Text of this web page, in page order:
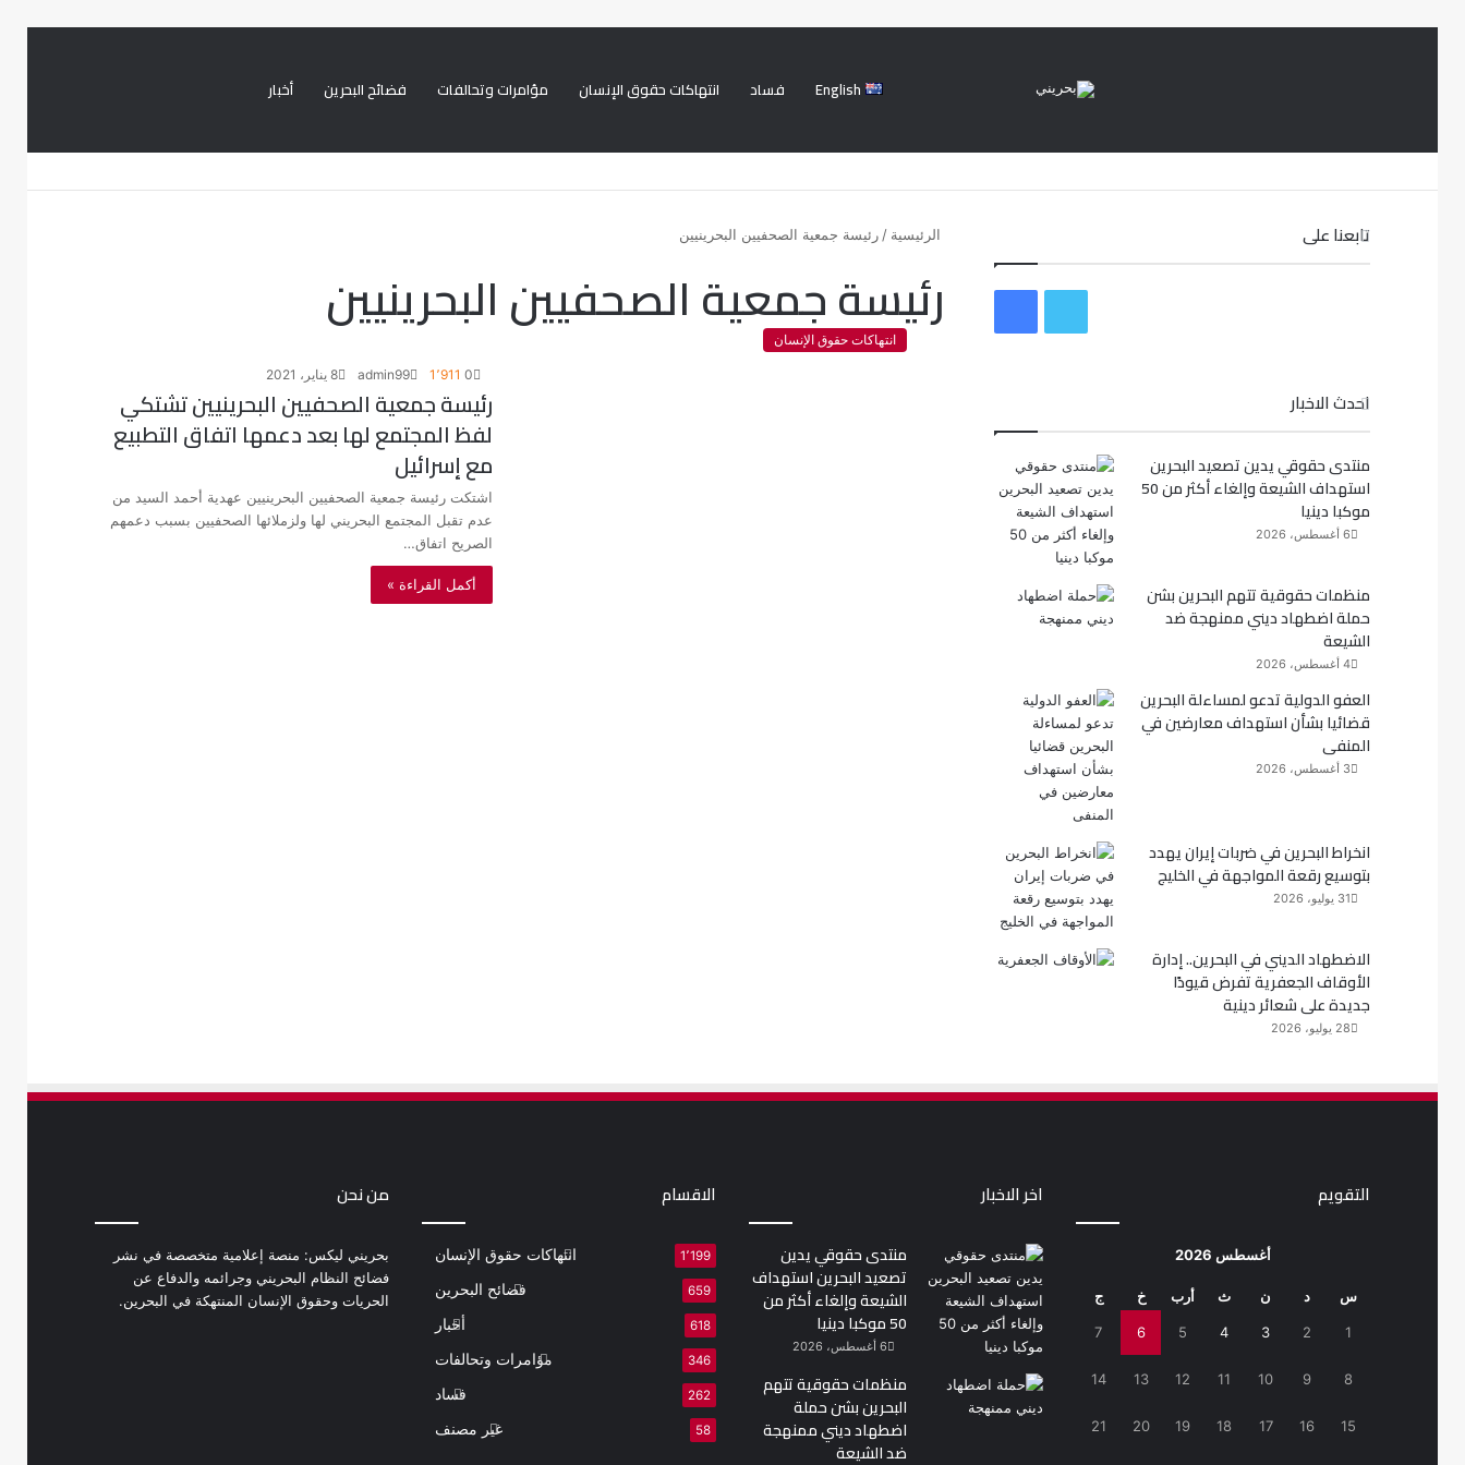
أخبار فضائح البحرين مؤامرات وتحالفات انتهاكات حقوق الإنسان فساد English
الرئيسية / رئيسة جمعية الصحفيين البحرينيين
رئيسة جمعية الصحفيين البحرينيين
انتهاكات حقوق الإنسان
admin99 8 يناير، 2021 0
رئيسة جمعية الصحفيين البحرينيين تشتكي
لفظ المجتمع لها بعد دعمها اتفاق التطبيع
مع إسرائيل
اشتكت رئيسة جمعية الصحفيين البحرينيين عهدية أحمد السيد من
عدم تقبل المجتمع البحريني لها ولزملائها الصحفيين بسبب دعمهم
الصريح اتفاق…
أكمل القراءة »
تابعنا على
و
ك
ر
احدث الاخبار
منتدى حقوقي يدين تصعيد البحرين
استهداف الشيعة وإلغاء أكثر من 50
موكبا دينيا
6 أغسطس، 2026
منظمات حقوقية تتهم البحرين بشن
حملة اضطهاد ديني ممنهجة ضد
الشيعة
4 أغسطس، 2026
العفو الدولية تدعو لمساءلة البحرين
قضائيا بشأن استهداف معارضين في
المنفى
3 أغسطس، 2026
انخراط البحرين في ضربات إيران يهدد
بتوسيع رقعة المواجهة في الخليج
31 يوليو، 2026
الاضطهاد الديني في البحرين.. إدارة
الأوقاف الجعفرية تفرض قيودًا
جديدة على شعائر دينية
28 يوليو، 2026
من نحن
بحريني ليكس: منصة إعلامية متخصصة في نشر
فضائح النظام البحريني وجرائمه والدفاع عن
الحريات وحقوق الإنسان المنتهكة في البحرين.
الاقسام
انتهاكات حقوق الإنسان 1٬199
فضائح البحرين 659
أخبار 618
مؤامرات وتحالفات 346
فساد 262
غير مصنف 58
اخر الاخبار
منتدى حقوقي يدين
تصعيد البحرين استهداف
الشيعة وإلغاء أكثر من
50 موكبا دينيا
6 أغسطس، 2026
منظمات حقوقية تتهم
البحرين بشن حملة
اضطهاد ديني ممنهجة
ضد الشيعة
التقويم
أغسطس 2026
س د ن ث أرب خ ج
1
2
3
4
5
6
7
8
9
10
11
12
13
14
15
16
17
18
19
20
21